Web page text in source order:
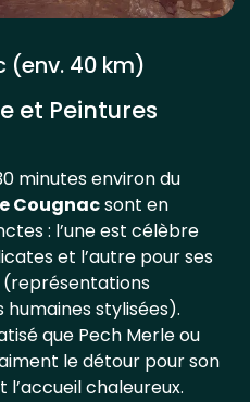
(env. 40 km)
et Peintures
minutes environ du
Cougnacsont en
: l’une est célèbre
et l’autre pour ses
humaines stylisées).
que Pech Merle ou
le détour pour son
l’accueil chaleureux.